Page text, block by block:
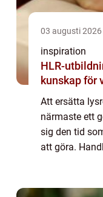
03 augusti 2026
inspiration
HLR-
kunskap för
Att ersätta
närmaste ett
sig den tid
att göra.